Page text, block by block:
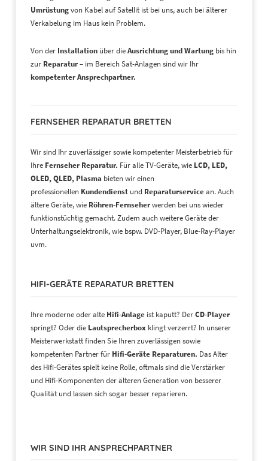
Umrüstungvon Kabel auf Satellit ist bei uns, auch bei älterer
Verkabelung im Haus kein Problem.
Von der Installation über dieAusrichtung und Wartung bis hin
zur Reparatur – im Bereich Sat-Anlagen sind wir Ihr
kompetenter Ansprechpartner.
FERNSEHER REPARATUR BRETTEN
Wir sind Ihr zuverlässiger sowie kompetenter Meisterbetrieb für
Ihre Fernseher Reparatur. Für alle TV-Geräte, wie LCD, LED,
OLED, QLED, Plasma bieten wir einen
professionellen Kundendienst und Reparaturservicean. Auch
ältere Geräte, wie Röhren-Fernseherwerden bei uns wieder
funktionstüchtig gemacht. Zudem auch weitere Geräte der
Unterhaltungselektronik, wie bspw. DVD-Player, Blue-Ray-Player
uvm.
HIFI-GERÄTE REPARATUR BRETTEN
Ihre moderne oder alte Hifi-Anlage ist kaputt? DerCD-Player
springt? Oder die Lautsprecherbox klingt verzerrt? In unserer
Meisterwerkstatt finden Sie Ihren zuverlässigen sowie
kompetenten Partner für Hifi-Geräte Reparaturen. Das Alter
des Hifi-Gerätes spielt keine Rolle, oftmals sind die Verstärker
und Hifi-Komponenten der älteren Generation von besserer
Qualität und lassen sich sogar besser reparieren.
WIR SIND IHR ANSPRECHPARTNER